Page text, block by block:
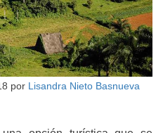
por Lisandra Nieto Basnueva